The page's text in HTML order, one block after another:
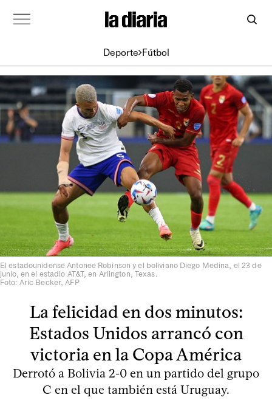
Deporte Fútbol
El estadounidense Antonee Robinson y el boliviano Diego Medina, el 23 de
junio, en el estadio AT&T, en Arlington, Texas.
Foto: Aric Becker, AFP
La felicidad en dos minutos:
Estados Unidos arrancó con
victoria en la Copa América
Derrotó a Bolivia 2-0 en un partido del grupo
C en el que también está Uruguay.